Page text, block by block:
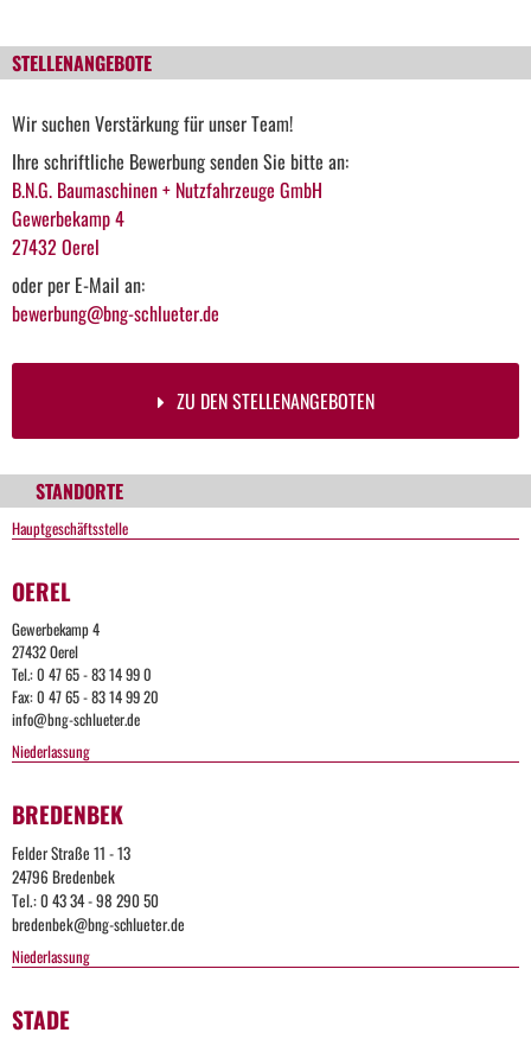
STELLENANGEBOTE
Wir suchen Verstärkung für unser Team!
Ihre schriftliche Bewerbung senden Sie bitte an:
B.N.G. Baumaschinen + Nutzfahrzeuge GmbH
Gewerbekamp 4
27432 Oerel
oder per E-Mail an:
bewerbung@bng-schlueter.de
ZU DEN STELLENANGEBOTEN
STANDORTE
Hauptgeschäftsstelle
OEREL
Gewerbekamp 4
27432 Oerel
Tel.: 0 47 65 - 83 14 99 0
Fax: 0 47 65 - 83 14 99 20
info@bng-schlueter.de
Niederlassung
BREDENBEK
Felder Straße 11 - 13
24796 Bredenbek
Tel.: 0 43 34 - 98 290 50
bredenbek@bng-schlueter.de
Niederlassung
STADE